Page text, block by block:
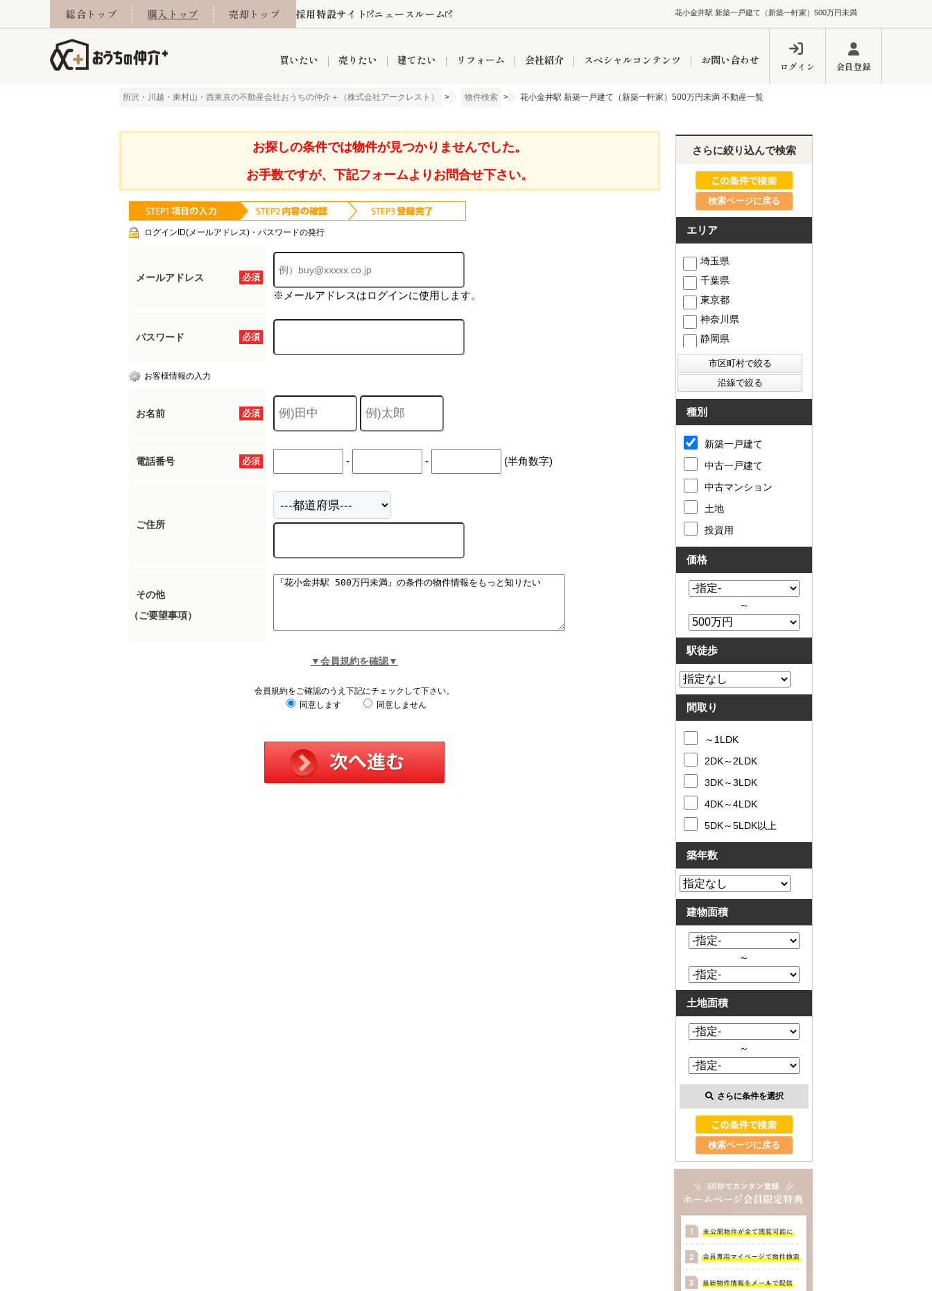
花小金井駅 新築一戸建て（新築一軒家）500万円未満
総合トップ 購入トップ 売却トップ 採用特設サイト ニュースルーム
買いたい
学区から探す 町名から探す お気に入り 閲覧履歴
当社お預かり物件 グループ会社施工物件 リノベーション済み物件
当社提携金融機関 8代疾病保証付き住宅ローン
東村山市 東大和市
売りたい
売却査定実績 売却成功実績 よくある質問 売却コラム
住み替え 離婚 不動産買取 空き家 リースバック
東村山市 入間市 狭山市 富士見市 練馬区
建てたい リフォーム
リフォーム事例 【埼玉】補助金・助成金 【東京】補助金・助成金
会社紹介
採用情報 お客様の声 創業の想い インフォメーション ブログ
小手指営業所 所沢営業所 東所沢営業所 入間営業所 ひばりケ丘営業所 東久留米営業所
おうちのリフォーム おうちパークグループの強み
スペシャルコンテンツ
マンションカタログ おうちパークくらぶ レンタルスペース
お問い合わせ
オンライン相談予約 売却査定依頼 なんでもご相談 プライバシーポリシー
ログイン 会員登録
所沢・川越・東村山・西東京の不動産会社おうちの仲介＋（株式会社アークレスト） > 物件検索 > 花小金井駅 新築一戸建て（新築一軒家）500万円未満 不動産一覧
お探しの条件では物件が見つかりませんでした。
お手数ですが、下記フォームよりお問合せ下さい。
ログインID(メールアドレス)・パスワードの発行
必須
メールアドレス
※メールアドレスはログインに使用します。
必須
パスワード
お客様情報の入力
必須
お名前
必須
電話番号 - - (半角数字)
ご住所
その他
（ご要望事項）
▼会員規約を確認▼
会員規約をご確認のうえ下記にチェックして下さい。
同意します
同意しません
さらに絞り込んで検索
検索ページに戻る
エリア
埼玉県
千葉県
東京都
神奈川県
静岡県
種別
新築一戸建て
中古一戸建て
中古マンション
土地
投資用
価格
～
駅徒歩
間取り
～1LDK
2DK～2LDK
3DK～3LDK
4DK～4LDK
5DK～5LDK以上
築年数
建物面積
～
土地面積
～
さらに条件を選択
検索ページに戻る